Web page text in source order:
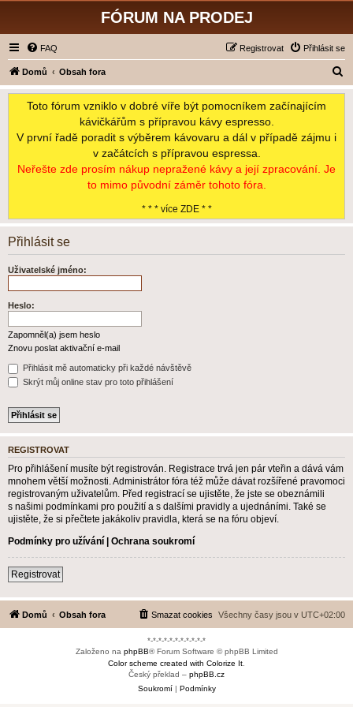
FÓRUM NA PRODEJ
FAQ Přihlásit se
Registrovat
Domů Obsah fora
l
Toto fórum vzniklo v dobré víře být pomocníkem začínajícím
kávičkářům s přípravou kávy espresso.
V první řadě poradit s výběrem kávovaru a dál v případě zájmu i
v začátcích s přípravou espressa.
Neřešte zde prosím nákup nepražené kávy a její zpracování. Je
to mimo původní záměr tohoto fóra.
* * * více ZDE * *
Přihlásit se
Uživatelské jméno:
Heslo:
Zapomněl(a) jsem heslo
Znovu poslat aktivační e-mail
Přihlásit mě automaticky při každé návštěvě
Skrýt můj online stav pro toto přihlášení
REGISTROVAT
Pro přihlášení musíte být registrován. Registrace trvá jen pár vteřin a dává vám
mnohem větší možnosti. Administrátor fóra též může dávat rozšířené pravomoci
registrovaným uživatelům. Před registrací se ujistěte, že jste se obeznámili
s našimi podmínkami pro použití a s dalšími pravidly a ujednáními. Také se
ujistěte, že si přečtete jakákoliv pravidla, která se na fóru objeví.
Podmínky pro užívání | Ochrana soukromí
Registrovat
Domů Obsah fora Všechny časy jsou v UTC+02:00
Smazat cookies
*-*-*-*-*-*-*-*-*-*-*
Založeno na phpBB® Forum Software © phpBB Limited
Color scheme created with Colorize It
Český překlad – phpBB.cz
Soukromí| Podmínky